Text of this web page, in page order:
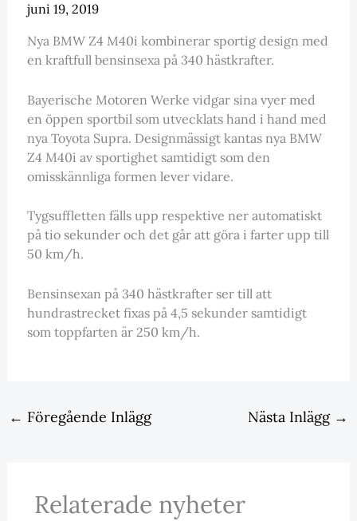
juni 19, 2019
Nya BMW Z4 M40i kombinerar sportig design med
en kraftfull bensinsexa på 340 hästkrafter.
Bayerische Motoren Werke vidgar sina vyer med
en öppen sportbil som utvecklats hand i hand med
nya Toyota Supra. Designmässigt kantas nya BMW
Z4 M40i av sportighet samtidigt som den
omisskännliga formen lever vidare.
Tygsuffletten fälls upp respektive ner automatiskt
på tio sekunder och det går att göra i farter upp till
50 km/h.
Bensinsexan på 340 hästkrafter ser till att
hundrastrecket fixas på 4,5 sekunder samtidigt
som toppfarten är 250 km/h.
← Föregående Inlägg Nästa Inlägg →
Relaterade nyheter